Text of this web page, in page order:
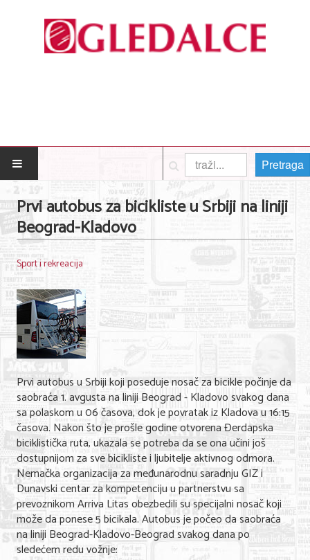
POČETNA
Posao
Usluge
Nega lica i tela
Shopping
Sve za venčanje
Sve za decu
Gastronomija
Kuća i bašta
Zdravlje i medicina
Sport i rekreacija
Hobi i razonoda
ADRESAR
Pretraga
Prvi autobus za bicikliste u Srbiji na liniji
Beograd-Kladovo
Sport i rekreacija
Prvi autobus u Srbiji koji poseduje nosač za bicikle počinje da
saobraća 1. avgusta na liniji Beograd - Kladovo svakog dana
sa polaskom u 06 časova, dok je povratak iz Kladova u 16:15
časova. Nakon što je prošle godine otvorena Đerdapska
biciklistička ruta, ukazala se potreba da se ona učini još
dostupnijom za sve bicikliste i ljubitelje aktivnog odmora.
Nemačka organizacija za međunarodnu saradnju GIZ i
Dunavski centar za kompetenciju u partnerstvu sa
prevoznikom Arriva Litas obezbedili su specijalni nosač koji
može da ponese 5 bicikala. Autobus je počeo da saobraća
na liniji Beograd-Kladovo-Beograd svakog dana po
sledećem redu vožnje: